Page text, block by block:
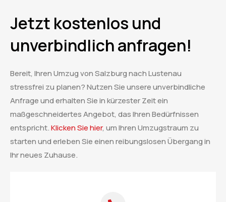
Jetzt kostenlos und
unverbindlich anfragen!
Bereit, Ihren Umzug von Salzburg nach Lustenau
stressfrei zu planen? Nutzen Sie unsere unverbindliche
Anfrage und erhalten Sie in kürzester Zeit ein
maßgeschneidertes Angebot, das Ihren Bedürfnissen
entspricht.Klicken Sie hier, um Ihren Umzugstraum zu
starten und erleben Sie einen reibungslosen Übergang in
Ihr neues Zuhause.